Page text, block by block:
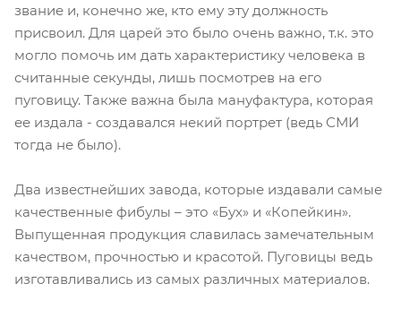
звание и, конечно же, кто ему эту должность
присвоил. Для царей это было очень важно, т.к. это
могло помочь им дать характеристику человека в
считанные секунды, лишь посмотрев на его
пуговицу. Также важна была мануфактура, которая
ее издала - создавался некий портрет (ведь СМИ
тогда не было).
Два известнейших завода, которые издавали самые
качественные фибулы – это «Бух» и «Копейкин».
Выпущенная продукция славилась замечательным
качеством, прочностью и красотой. Пуговицы ведь
изготавливались из самых различных материалов.